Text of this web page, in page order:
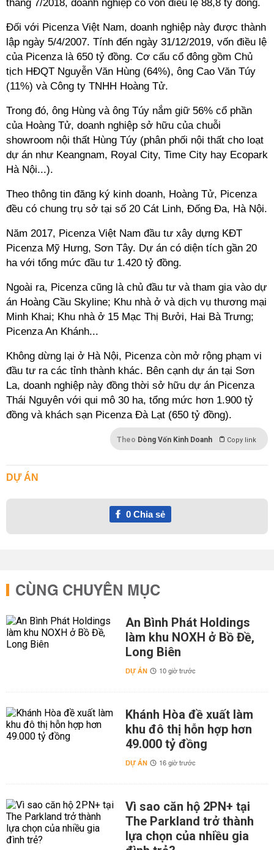
tháng 7/2018, doanh nghiệp có vốn điều lệ 88,8 tỷ đồng.
Đối với Picenza Việt Nam, doanh nghiệp này được thành
lập ngày 5/4/2007. Tính đến ngày 31/12/2019, vốn điều lệ
của Picenza là 650 tỷ đồng. Cơ cấu cổ đông gồm Chủ
tịch HĐQT Nguyễn Văn Hùng (64%), ông Cao Văn Túy
(11%) và Công ty TNHH Hoàng Tử.
Trong đó, ông Hùng và ông Túy nắm giữ 56% cổ phần
của Hoàng Tử, doanh nghiệp sở hữu của chuỗi
showroom nội thất Hùng Túy (phân phối nội thất cho loạt
dự án như Keangnam, Royal City, Time City hay Ecopark
Hà Nội...).
Theo thông tin đăng ký kinh doanh, Hoàng Tử, Picenza
đều có chung trụ sở tại số 20 Cát Linh, Đống Đa, Hà Nội.
Năm 2017, Picenza Việt Nam đầu tư xây dựng KĐT
Picenza Mỹ Hưng, Sơn Tây. Dự án có diện tích gần 20
ha với tổng mức đầu tư 1.420 tỷ đồng.
Ngoài ra, Picenza cũng là chủ đầu tư và tham gia vào dự
án Hoàng Cầu Skyline; Khu nhà ở và dịch vụ thương mại
Minh Khai; Khu nhà ở 15 Mạc Thị Bưởi, Hai Bà Trưng;
Picenza An Khánh...
Không dừng lại ở Hà Nội, Picenza còn mở rộng phạm vi
đầu tư ra các tỉnh thành khác. Bên cạnh dự án tại Sơn
La, doanh nghiệp này đồng thời sở hữu dự án Picenza
Thái Nguyên với qui mô 30 ha, tổng mức hơn 1.900 tỷ
đồng và khách sạn Picenza Đà Lạt (650 tỷ đồng).
Theo Dòng Vốn Kinh Doanh Copy link
DỰ ÁN
0Chia sẻ
CÙNG CHUYÊN MỤC
An Bình Phát Holdings
làm khu NOXH ở Bồ Đề,
Long Biên
DỰ ÁN 10 giờ trước
Khánh Hòa đề xuất làm
khu đô thị hỗn hợp hơn
49.000 tỷ đồng
DỰ ÁN 16 giờ trước
Vì sao căn hộ 2PN+ tại
The Parkland trở thành
lựa chọn của nhiều gia